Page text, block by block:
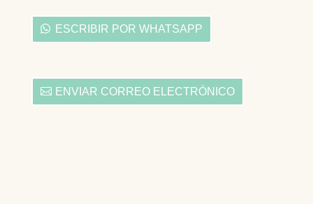
ESCRIBIR POR WHATSAPP
ENVIAR CORREO ELECTRÓNICO